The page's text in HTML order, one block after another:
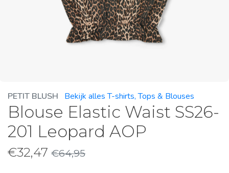
PETIT BLUSH Bekijk alles T-shirts, Tops & Blouses
Blouse Elastic Waist SS26-
201 Leopard AOP
€32,47 €64,95